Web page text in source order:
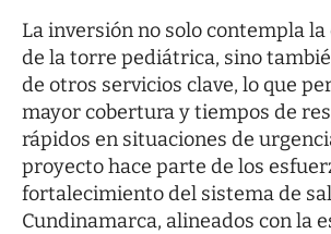
La inversión no solo contempla
de la torre pediátrica, sino
de otros servicios clave, lo que
mayor cobertura y tiempos de
rápidos en situaciones de
proyecto hace parte de los
fortalecimiento del sistema de
Cundinamarca, alineados con la